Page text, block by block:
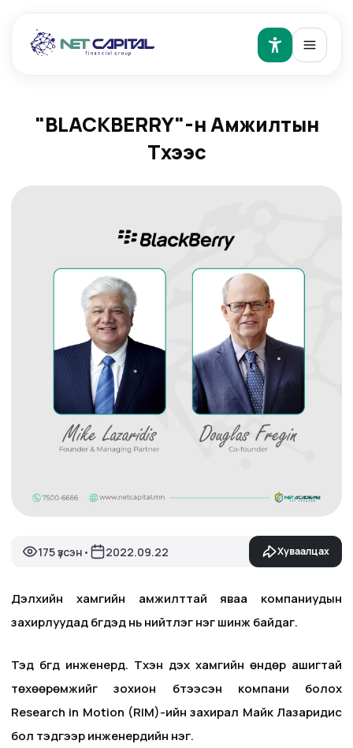
"BLACKBERRY"-н Амжилтын
Түүхээс
175 үзсэн • 2022.09.22 Хуваалцах
Дэлхийн хамгийн амжилттай яваа компаниудын
захирлуудад бүгдэд нь нийтлэг нэг шинж байдаг.
Тэд бүгд инженерүүд. Түүхэн дэх хамгийн өндөр ашигтай
төхөөрөмжийг зохион бүтээсэн компани болох
Research in Motion (RIM)-ийн захирал Майк Лазаридис
бол тэдгээр инженерүүдийн нэг.